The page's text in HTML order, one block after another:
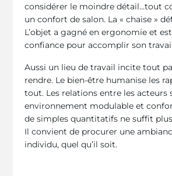
considérer le moindre détail…tout
un confort de salon. La « chaise »
L’objet a gagné en ergonomie et
confiance pour accomplir son
Aussi un lieu de travail incite tout
rendre. Le bien-être humanise les
tout. Les relations entre les acteurs
environnement modulable et
de simples quantitatifs ne suffit
Il convient de procurer une
individu, quel qu’il soit.